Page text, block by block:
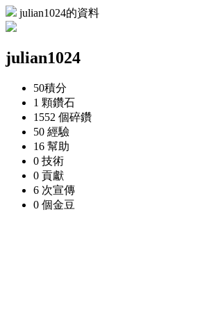
julian1024的資料
julian1024
50積分
1 顆鑽石
1552 個碎鑽
50 經驗
16 幫助
0 技術
0 貢獻
6 次宣傳
0 個金豆